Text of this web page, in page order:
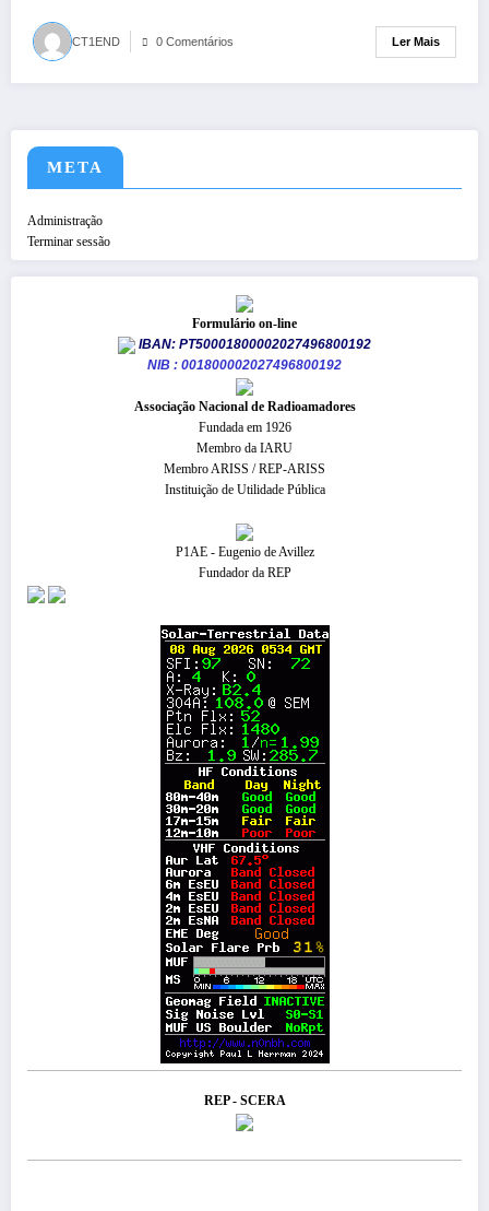
CT1END 0 Comentários Ler Mais
META
Administração
Terminar sessão
Formulário on-line
IBAN: PT50001800002027496800192
NIB : 001800002027496800192
​Associação Nacional de Radioamadores
Fundada em 1926
Membro da IARU
Membro ARISS / REP-ARISS
Instituição de Utilidade Pública
P1AE - Eugenio de Avillez
Fundador da REP
REP - SCERA